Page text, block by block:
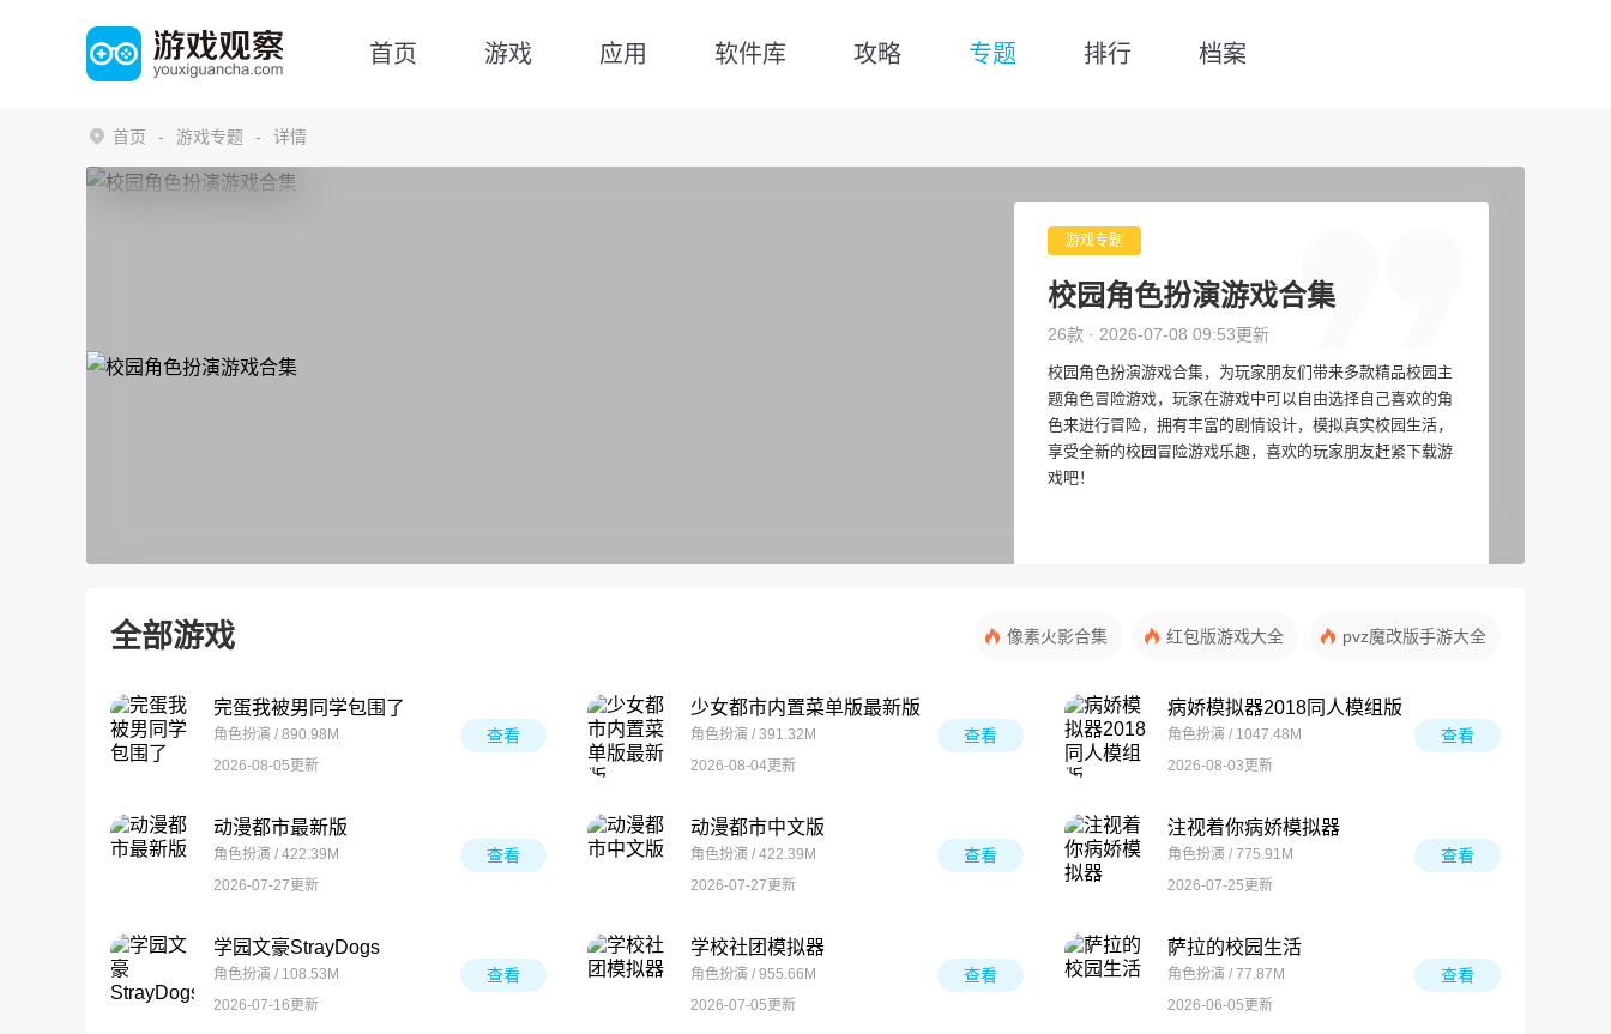
首页 游戏 应用 软件库 攻略 专题 排行 档案
首页 游戏专题 详情
游戏专题
校园角色扮演游戏合集
26款 · 2026-07-08 09:53更新
校园角色扮演游戏合集，为玩家朋友们带来多款精品校园主
题角色冒险游戏，玩家在游戏中可以自由选择自己喜欢的角
色来进行冒险，拥有丰富的剧情设计，模拟真实校园生活，
享受全新的校园冒险游戏乐趣，喜欢的玩家朋友赶紧下载游
戏吧！
全部游戏 像素火影合集 红包版游戏大全 pvz魔改版手游大全
完蛋我被男同学包围了
角色扮演 / 890.98M
2026-08-05更新
查看
少女都市内置菜单版最新版
角色扮演 / 391.32M
2026-08-04更新
查看
病娇模拟器2018同人模组版
角色扮演 / 1047.48M
2026-08-03更新
查看
动漫都市最新版
角色扮演 / 422.39M
2026-07-27更新
查看
动漫都市中文版
角色扮演 / 422.39M
2026-07-27更新
查看
注视着你病娇模拟器
角色扮演 / 775.91M
2026-07-25更新
查看
学园文豪StrayDogs
角色扮演 / 108.53M
2026-07-16更新
查看
学校社团模拟器
角色扮演 / 955.66M
2026-07-05更新
查看
萨拉的校园生活
角色扮演 / 77.87M
2026-06-05更新
查看